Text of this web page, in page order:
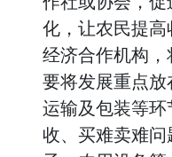
化，让农民提
经济合作机构
要将发展重点放
运输及包装等
收、买难卖难